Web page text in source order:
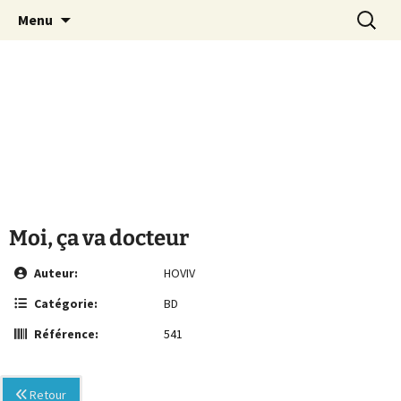
MCA Vienne
Le site de la Maison de la Culture
Arménienne de Vienne
Menu
Moi, ça va docteur
Auteur:
HOVIV
Catégorie:
BD
Référence:
541
Retour